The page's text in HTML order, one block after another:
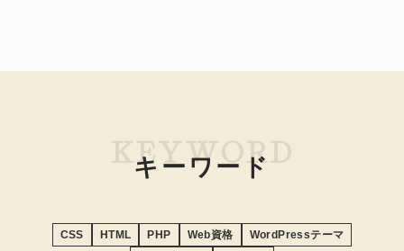
KEYWORD
キーワード
CSS HTML PHP Web資格
WordPressテーマ